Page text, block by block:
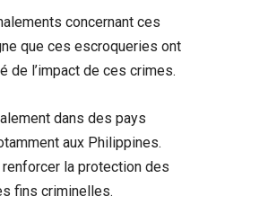
concernant ces
que ces escroqueries ont
de l’impact de ces crimes.
dans des pays
aux Philippines.
la protection des
fins criminelles.